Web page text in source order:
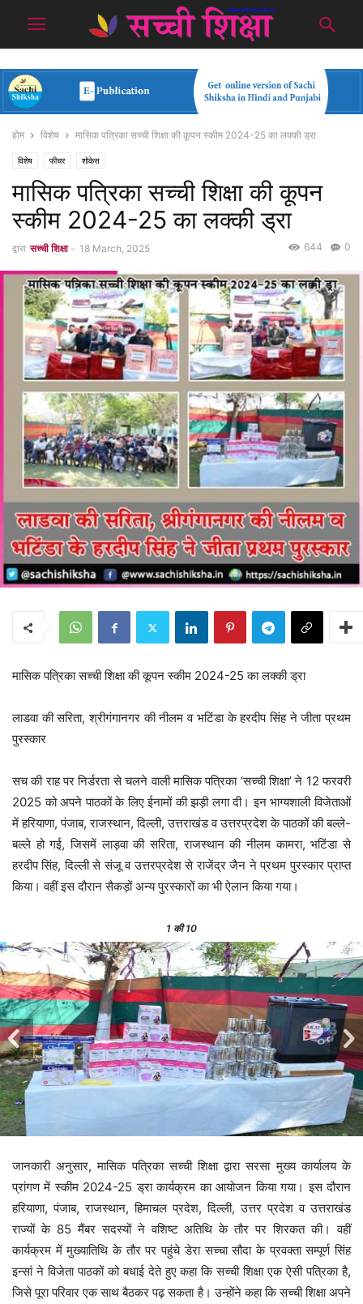
होम विशेष मासिक पत्रिका सच्ची शिक्षा की कूपन स्कीम 2024-25 का लक्की ड्रा
विशेष फीचर शोकेस
मासिक पत्रिका सच्ची शिक्षा की कूपन
स्कीम 2024-25 का लक्की ड्रा
द्वारा सच्ची शिक्षा - 18 March, 2025 0
644
मासिक पत्रिका सच्ची शिक्षा की कूपन स्कीम 2024-25 का लक्की ड्रा
लाडवा की सरिता, श्रीगंगानगर की नीलम व भटिंडा के हरदीप सिंह ने जीता प्रथम
पुरस्कार
सच की राह पर निर्डरता से चलने वाली मासिक पत्रिका ‘सच्ची शिक्षा’ ने 12 फरवरी
2025 को अपने पाठकों के लिए ईनामों की झड़ी लगा दी। इन भाग्यशाली विजेताओं
में हरियाणा, पंजाब, राजस्थान, दिल्ली, उत्तराखंड व उत्तरप्रदेश के पाठकों की बल्ले-
बल्ले हो गई, जिसमें लाड़वा की सरिता, राजस्थान की नीलम कामरा, भटिंडा से
हरदीप सिंह, दिल्ली से संजू व उत्तरप्रदेश से राजेंद्र जैन ने प्रथम पुरस्कार प्राप्त
किया। वहीं इस दौरान सैकड़ों अन्य पुरस्कारों का भी ऐलान किया गया।
1 की 10
जानकारी अनुसार, मासिक पत्रिका सच्ची शिक्षा द्वारा सरसा मुख्य कार्यालय के
प्रांगण में स्कीम 2024-25 ड्रा कार्यक्रम का आयोजन किया गया। इस दौरान
हरियाणा, पंजाब, राजस्थान, हिमाचल प्रदेश, दिल्ली, उत्तर प्रदेश व उत्तराखंड
राज्यों के 85 मैंबर सदस्यों ने वशिष्ट अतिथि के तौर पर शिरकत की। वहीं
कार्यक्रम में मुख्यातिथि के तौर पर पहुंचे डेरा सच्चा सौदा के प्रवक्ता सम्पूर्ण सिंह
इन्सां ने विजेता पाठकों को बधाई देते हुए कहा कि सच्ची शिक्षा एक ऐसी पत्रिका है,
जिसे पूरा परिवार एक साथ बैठकर पढ़ सकता है। उन्होंने कहा कि सच्ची शिक्षा अपने